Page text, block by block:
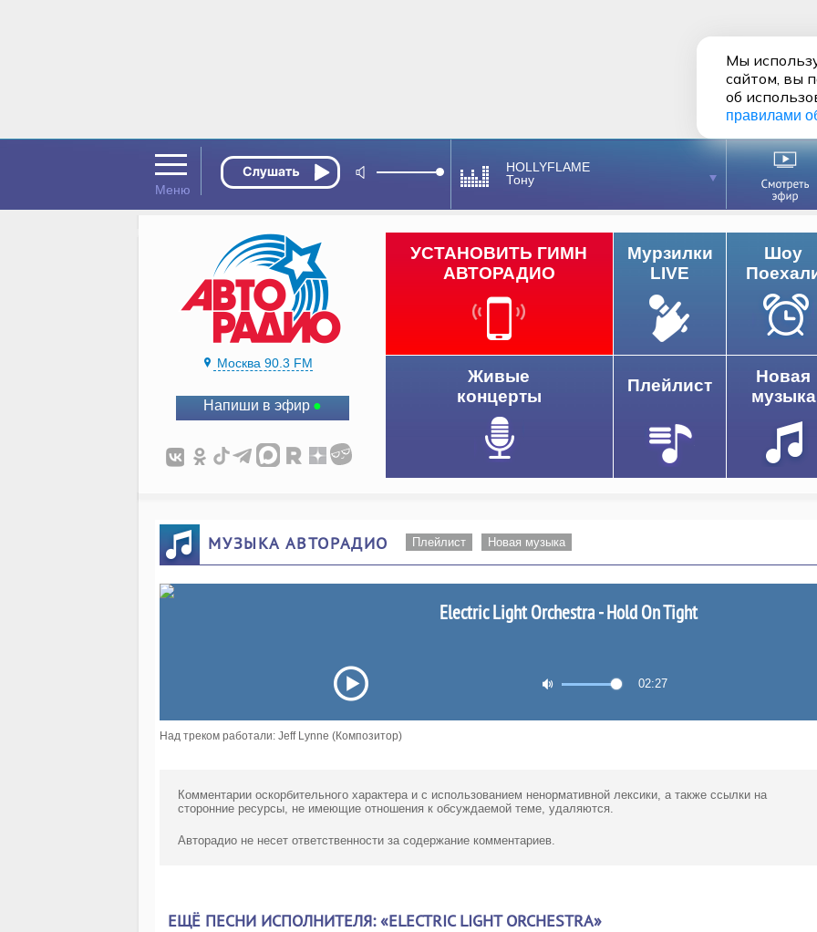
HOLLYFLAME
Тону
Москва 90.3 FM
Напиши в эфир
УСТАНОВИТЬ ГИМН
АВТОРАДИО
Мурзилки
LIVE
Шоу
Живые
концерты
Плейлист
Новая
музыка
МУЗЫКА АВТОРАДИО Плейлист Новая музыка
Electric Light Orchestra - Hold On Tight
02:27
Над треком работали: Jeff Lynne (Композитор)
Комментарии оскорбительного характера и с использованием ненормативной лексики,а также ссылки на
сторонние ресурсы, не имеющие отношения к обсуждаемой теме, удаляются.
Авторадио не несет ответственности за содержание комментариев.
ЕЩЁ ПЕСНИ ИСПОЛНИТЕЛЯ: «ELECTRIC LIGHT ORCHESTRA»
Мы
сайтом, вы
об
правилами